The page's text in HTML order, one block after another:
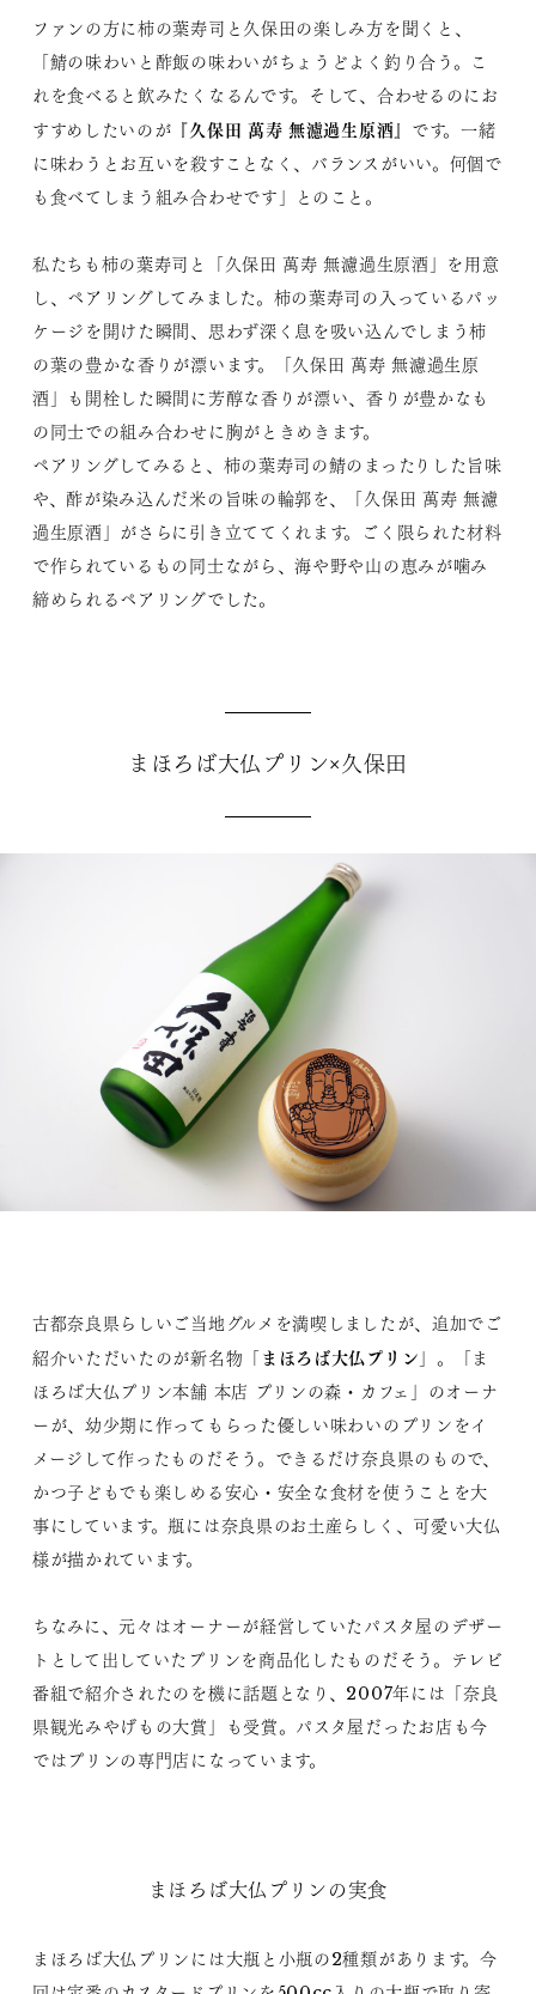
ファンの方に柿の葉寿司と久保田の楽しみ方を聞くと、
「鯖の味わいと酢飯の味わいがちょうどよく釣り合う。こ
れを食べると飲みたくなるんです。そして、合わせるのにお
すすめしたいのが『久保田 萬寿 無濾過生原酒』です。一緒
に味わうとお互いを殺すことなく、バランスがいい。何個で
も食べてしまう組み合わせです」とのこと。
私たちも柿の葉寿司と「久保田 萬寿 無濾過生原酒」を用意
し、ペアリングしてみました。柿の葉寿司の入っているパッ
ケージを開けた瞬間、思わず深く息を吸い込んでしまう柿
の葉の豊かな香りが漂います。「久保田 萬寿 無濾過生原
酒」も開栓した瞬間に芳醇な香りが漂い、香りが豊かなも
の同士での組み合わせに胸がときめきます。
ペアリングしてみると、柿の葉寿司の鯖のまったりした旨味
や、酢が染み込んだ米の旨味の輪郭を、「久保田 萬寿 無濾
過生原酒」がさらに引き立ててくれます。ごく限られた材料
で作られているもの同士ながら、海や野や山の恵みが噛み
締められるペアリングでした。
まほろば大仏プリン×久保田
古都奈良県らしいご当地グルメを満喫しましたが、追加でご
紹介いただいたのが新名物「まほろば大仏プリン 」。「ま
ほろば大仏プリン本舗 本店 プリンの森・カフェ」のオーナ
ーが、幼少期に作ってもらった優しい味わいのプリンをイ
メージして作ったものだそう。できるだけ奈良県のもので、
かつ子どもでも楽しめる安心・安全な食材を使うことを大
事にしています。瓶には奈良県のお土産らしく、可愛い大仏
様が描かれています。
ちなみに、元々はオーナーが経営していたパスタ屋のデザー
トとして出していたプリンを商品化したものだそう。テレビ
番組で紹介されたのを機に話題となり、2007年には「奈良
県観光みやげもの大賞」も受賞。パスタ屋だったお店も今
ではプリンの専門店になっています。
まほろば大仏プリンの実食
まほろば大仏プリンには大瓶と小瓶の2種類があります。今